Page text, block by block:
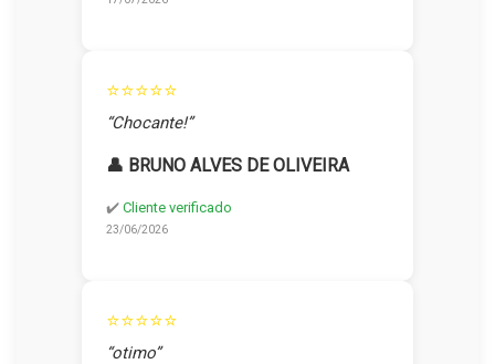
⭐⭐⭐⭐⭐
“Chocante!”
👤 BRUNO ALVES DE OLIVEIRA
✔️ Cliente verificado
23/06/2026
⭐⭐⭐⭐⭐
“otimo”